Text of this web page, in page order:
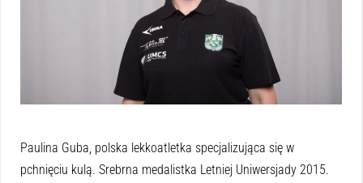
Paulina Guba, polska lekkoatletka specjalizująca się w
pchnięciu kulą. Srebrna medalistka Letniej Uniwersjady 2015.